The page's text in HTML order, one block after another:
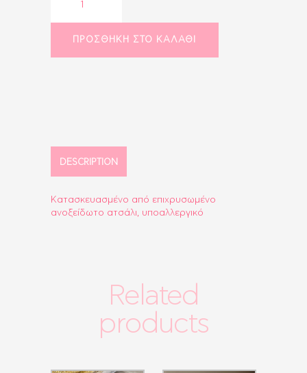
καρδιά
ΠΡΟΣΘΉΚΗ ΣΤΟ ΚΑΛΆΘΙ
DESCRIPTION
Κατασκευασμένο από επιχρυσωμένο
ανοξείδωτο ατσάλι, υποαλλεργικό
Related
products